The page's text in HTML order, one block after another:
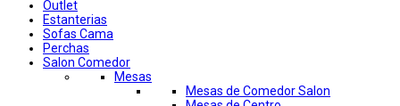
Outlet
Estanterias
Sofas Cama
Perchas
Salon Comedor
Mesas
Mesas de Comedor Salon